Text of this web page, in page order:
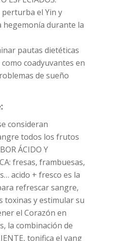
perturba el Yin y
hegemonía durante la
pautas dietéticas
coadyuvantes en
de sueño
consideran
todos los frutos
ÁCIDO Y
fresas, frambuesas,
acido + fresco es la
refrescar sangre,
toxinas y estimular su
el Corazón en
la combinación de
tonifica el yang